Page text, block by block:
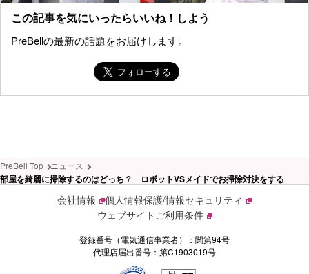
この記事を気にいったらいいね！しよう
PreBellの最新の話題をお届けします。
PreBell Top ニュース
部屋を綺麗に掃除するのはどっち？ ロボットVSメイドでお掃除対決をする
会社情報
個人情報保護/情報セキュリティ
ウェブサイトご利用条件
登録番号（電気通信事業者）：関第94号
代理店届出番号：第C1903019号